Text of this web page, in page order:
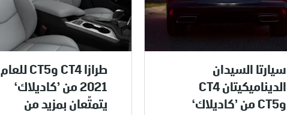
سيارتا السيدان
الديناميكيتان CT4
وCT5 من ’كاديلاك‘
طرازا CT4 وCT5 للعام
2021 من ’كاديلاك‘
يتمتّعان بمزيد من